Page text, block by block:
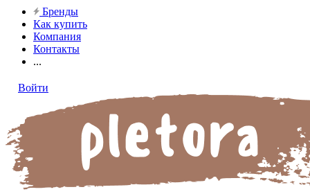
Бренды
Как купить
Компания
Контакты
...
Войти